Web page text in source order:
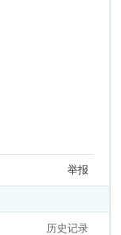
举报
历史记录